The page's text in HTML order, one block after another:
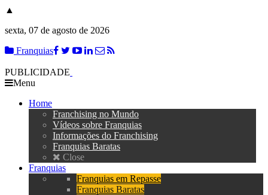
▲
sexta, 07 de agosto de 2026
Franquias
PUBLICIDADE
Menu
Home
Franchising no Mundo
Vídeos sobre Franquias
Informações do Franchising
Franquias Baratas
Close
Franquias
Franquias em Repasse
Franquias Baratas